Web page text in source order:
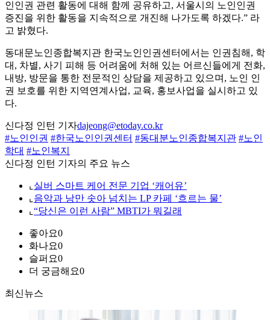
인인권 관련 활동에 대해 함께 공유하고, 서울시의 노인인권
증진을 위한 활동을 지속적으로 개진해 나가도록 하겠다.” 라
고 밝혔다.
동대문노인종합복지관 한국노인인권센터에서는 인권침해, 학
대, 차별, 사기 피해 등 어려움에 처해 있는 어르신들에게 전화,
내방, 방문을 통한 전문적인 상담을 제공하고 있으며, 노인 인
권 보호를 위한 지역연계사업, 교육, 홍보사업을 실시하고 있
다.
신다정 인턴 기자dajeong@etoday.co.kr
#노인인권 #한국노인인권센터 #동대분노인종합복지관 #노인
학대 #노인복지
신다정 인턴 기자의 주요 뉴스
⌞ 실버 스마트 케어 전문 기업 ‘캐어유’
⌞ 음악과 낭만 솟아 넘치는 LP 카페 ‘흐르는 물’
⌞ “당신은 이런 사람” MBTI가 뭐길래
좋아요0
화나요0
슬퍼요0
더 궁금해요0
최신뉴스